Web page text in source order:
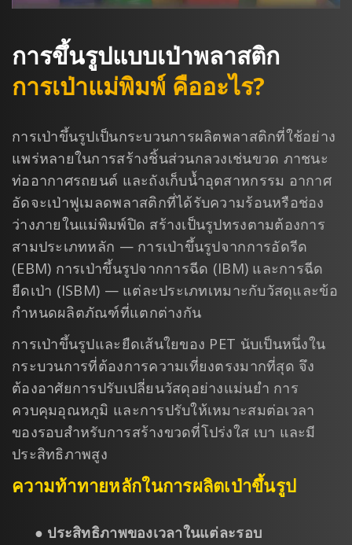
การขึ้นรูปแบบเป่าพลาสติก
การเป่าแม่พิมพ์ คืออะไร?
การเป่าขึ้นรูปเป็นกระบวนการผลิตพลาสติกที่ใช้อย่าง
แพร่หลายในการสร้างชิ้นส่วนกลวงเช่นขวด ภาชนะ
ท่ออากาศรถยนต์ และถังเก็บน้ำอุตสาหกรรม อากาศ
อัดจะเป่าฟูเมลดพลาสติกที่ได้รับความร้อนหรือช่อง
ว่างภายในแม่พิมพ์ปิด สร้างเป็นรูปทรงตามต้องการ
สามประเภทหลัก — การเป่าขึ้นรูปจากการอัดรีด
(EBM) การเป่าขึ้นรูปจากการฉีด (IBM) และการฉีด
ยืดเป่า (ISBM) — แต่ละประเภทเหมาะกับวัสดุและข้อ
กำหนดผลิตภัณฑ์ที่แตกต่างกัน
การเป่าขึ้นรูปและยืดเส้นใยของ PET นับเป็นหนึ่งใน
กระบวนการที่ต้องการความเที่ยงตรงมากที่สุด จึง
ต้องอาศัยการปรับเปลี่ยนวัสดุอย่างแม่นยำ การ
ควบคุมอุณหภูมิ และการปรับให้เหมาะสมต่อเวลา
ของรอบสำหรับการสร้างขวดที่โปร่งใส เบา และมี
ประสิทธิภาพสูง
ความท้าทายหลักในการผลิตเป่าขึ้นรูป
● ประสิทธิภาพของเวลาในแต่ละรอบ